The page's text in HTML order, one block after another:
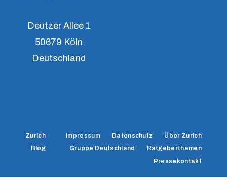
Deutzer Allee 1
50679 Köln
Deutschland